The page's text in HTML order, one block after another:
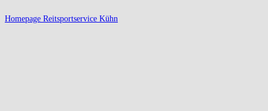
Homepage Reitsportservice Kühn